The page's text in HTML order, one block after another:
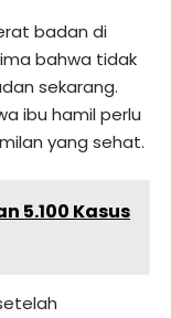
badan di
bahwa tidak
sekarang.
ibu hamil perlu
yang sehat.
5.100 Kasus